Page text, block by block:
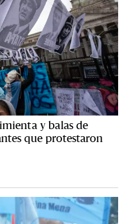
y balas de
que protestaron